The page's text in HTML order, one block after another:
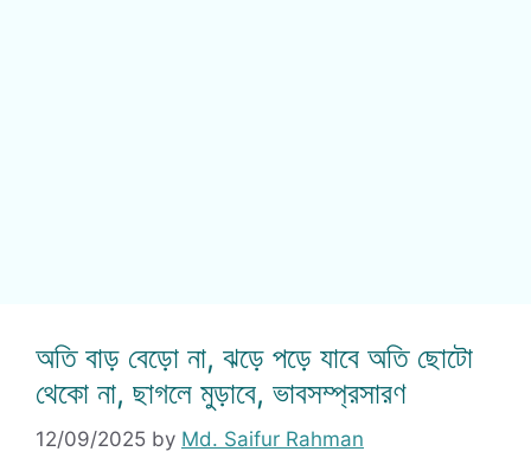
অতি বাড় বেড়ো না, ঝড়ে পড়ে যাবে অতি ছোটো
থেকো না, ছাগলে মুড়াবে, ভাবসম্প্রসারণ
12/09/2025 by Md. Saifur Rahman